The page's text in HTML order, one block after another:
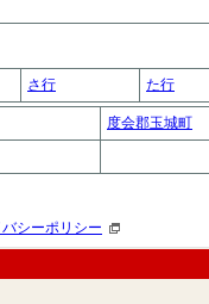
さ行 た行
度会郡玉城町
シーポリシー